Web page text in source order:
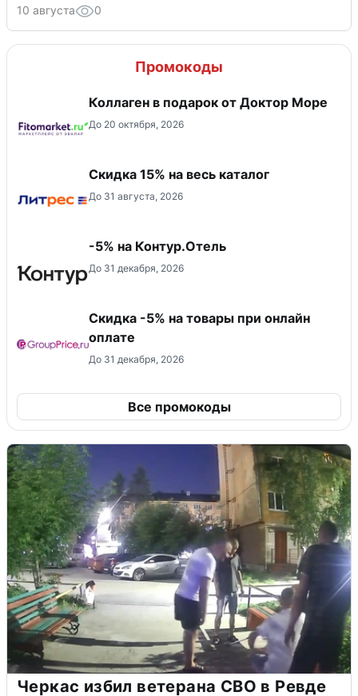
10 августа 0
Промокоды
Коллаген в подарок от Доктор Море
До 20 октября, 2026
Скидка 15% на весь каталог
До 31 августа, 2026
-5% на Контур.Отель
До 31 декабря, 2026
​Скидка -5% на товары при онлайн
оплате
До 31 декабря, 2026
Все промокоды
Черкас избил ветерана СВО в Ревде